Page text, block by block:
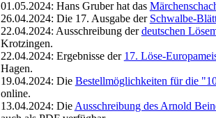
01.05.2024: Hans Gruber hat das
26.04.2024: Die 17. Ausgabe der Schwalbe-
22.04.2024: Ausschreibung derdeutschen
Krotzingen.
22.04.2024: Ergebnisse der 17. Löse-
Hagen.
19.04.2024: Die Bestellmöglichkeiten für die
online.
13.04.2024: Die Ausschreibung des Arnold